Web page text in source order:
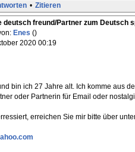
• Zitieren
deutsch freund/Partner zum Deutsch
Enes ()
2020 00:19
bin ich 27 Jahre alt. Ich komme aus
oder Partnerin für Email oder
erreichen Sie mir bitte über